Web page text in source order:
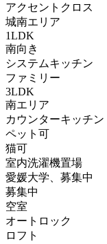
アクセントクロス
城南エリア
1LDK
南向き
システムキッチン
ファミリー
3LDK
南エリア
カウンターキッチン
ペット可
猫可
室内洗濯機置場
愛媛大学、募集中
募集中
空室
オートロック
ロフト